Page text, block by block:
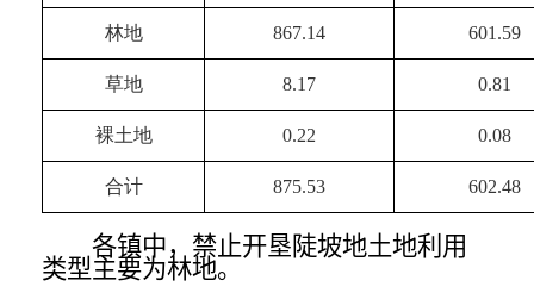
林地 867.14 601.59
草地 8.17 0.81
裸土地 0.22 0.08
合计 875.53 602.48
各镇中，禁止开垦陡坡地土地利用
类型主要为林地。